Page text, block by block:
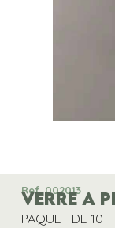
Ref. 002013
VERRE A
PAQUET DE 10